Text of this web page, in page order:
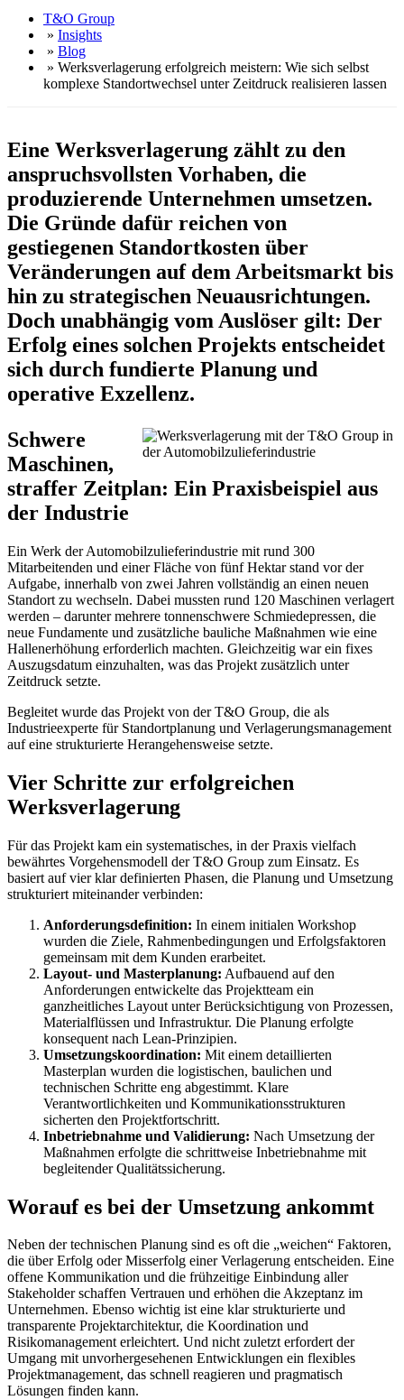
T&O Group
» Insights
» Blog
» Werksverlagerung erfolgreich meistern: Wie sich selbst
komplexe Standortwechsel unter Zeitdruck realisieren lassen
Eine Werksverlagerung zählt zu den
anspruchsvollsten Vorhaben, die
produzierende Unternehmen umsetzen.
Die Gründe dafür reichen von
gestiegenen Standortkosten über
Veränderungen auf dem Arbeitsmarkt bis
hin zu strategischen Neuausrichtungen.
Doch unabhängig vom Auslöser gilt: Der
Erfolg eines solchen Projekts entscheidet
sich durch fundierte Planung und
operative Exzellenz.
Schwere
Maschinen,
straffer Zeitplan: Ein Praxisbeispiel aus
der Industrie
Ein Werk der Automobilzulieferindustrie mit rund 300
Mitarbeitenden und einer Fläche von fünf Hektar stand vor der
Aufgabe, innerhalb von zwei Jahren vollständig an einen neuen
Standort zu wechseln. Dabei mussten rund 120 Maschinen verlagert
werden – darunter mehrere tonnenschwere Schmiedepressen, die
neue Fundamente und zusätzliche bauliche Maßnahmen wie eine
Hallenerhöhung erforderlich machten. Gleichzeitig war ein fixes
Auszugsdatum einzuhalten, was das Projekt zusätzlich unter
Zeitdruck setzte.
Begleitet wurde das Projekt von der T&O Group, die als
Industrieexperte für Standortplanung und Verlagerungsmanagement
auf eine strukturierte Herangehensweise setzte.
Vier Schritte zur erfolgreichen
Werksverlagerung
Für das Projekt kam ein systematisches, in der Praxis vielfach
bewährtes Vorgehensmodell der T&O Group zum Einsatz. Es
basiert auf vier klar definierten Phasen, die Planung und Umsetzung
strukturiert miteinander verbinden:
Anforderungsdefinition: In einem initialen Workshop
wurden die Ziele, Rahmenbedingungen und Erfolgsfaktoren
gemeinsam mit dem Kunden erarbeitet.
Layout- und Masterplanung: Aufbauend auf den
Anforderungen entwickelte das Projektteam ein
ganzheitliches Layout unter Berücksichtigung von Prozessen,
Materialflüssen und Infrastruktur. Die Planung erfolgte
konsequent nach Lean-Prinzipien.
Umsetzungskoordination: Mit einem detaillierten
Masterplan wurden die logistischen, baulichen und
technischen Schritte eng abgestimmt. Klare
Verantwortlichkeiten und Kommunikationsstrukturen
sicherten den Projektfortschritt.
Inbetriebnahme und Validierung: Nach Umsetzung der
Maßnahmen erfolgte die schrittweise Inbetriebnahme mit
begleitender Qualitätssicherung.
Worauf es bei der Umsetzung ankommt
Neben der technischen Planung sind es oft die „weichen“ Faktoren,
die über Erfolg oder Misserfolg einer Verlagerung entscheiden. Eine
offene Kommunikation und die frühzeitige Einbindung aller
Stakeholder schaffen Vertrauen und erhöhen die Akzeptanz im
Unternehmen. Ebenso wichtig ist eine klar strukturierte und
transparente Projektarchitektur, die Koordination und
Risikomanagement erleichtert. Und nicht zuletzt erfordert der
Umgang mit unvorhergesehenen Entwicklungen ein flexibles
Projektmanagement, das schnell reagieren und pragmatisch
Lösungen finden kann.